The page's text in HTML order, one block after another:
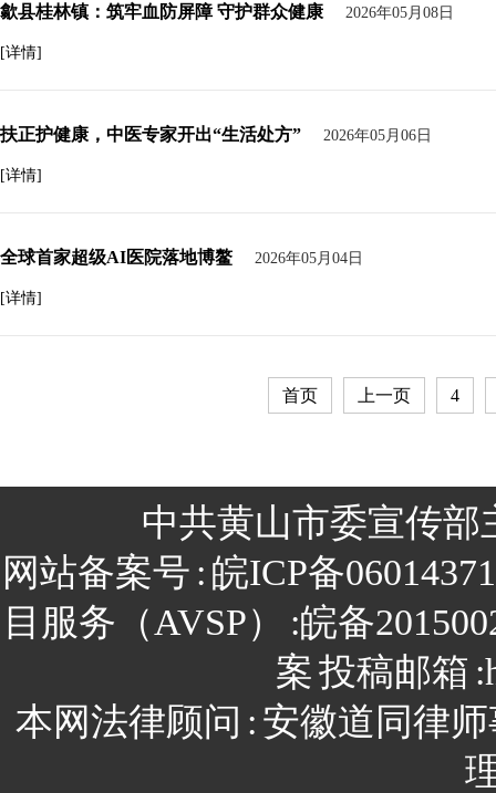
歙县桂林镇：筑牢血防屏障 守护群众健康 2026年05月08日
[详情]
扶正护健康，中医专家开出“生活处方” 2026年05月06日
[详情]
全球首家超级AI医院落地博鳌 2026年05月04日
[详情]
首页 上一页 4
中共黄山市委宣传部
网站备案号 : 皖ICP备
目服务（AVSP）
:皖备
案投稿邮箱
本网法律顾问 : 安徽道同律